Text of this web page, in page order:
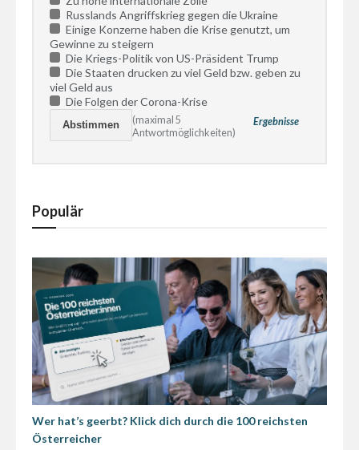
Russlands Angriffskrieg gegen die Ukraine
Einige Konzerne haben die Krise genutzt, um
Gewinne zu steigern
Die Kriegs-Politik von US-Präsident Trump
Die Staaten drucken zu viel Geld bzw. geben zu
viel Geld aus
Die Folgen der Corona-Krise
Ergebnisse
(maximal 5
Antwortmöglichkeiten)
Populär
Wer hat’s geerbt? Klick dich durch die 100 reichsten
Österreicher